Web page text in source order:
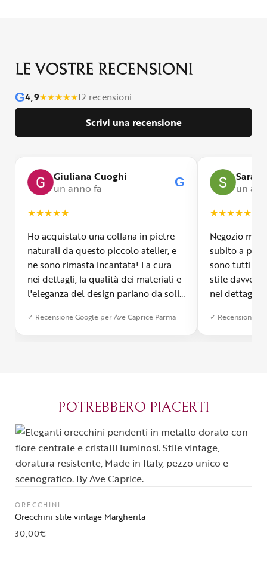
LE VOSTRE RECENSIONI
G4,9★★★★★12 recensioni
Scrivi una recensione
Giuliana Cuoghi
un anno fa
G
★★★★★
Ho acquistato una collana in pietre
naturali da questo piccolo atelier, e
ne sono rimasta incantata! La cura
nei dettagli, la qualità dei materiali e
l'eleganza del design parlano da soli.
stato impeccabile: veloce, preciso e
✓ Recensione Google per Ave Caprice Parma
Sara
un
★★★★★
Negozio
subito a
sono tutti
stile davvero
nei dettagli,
qualità e si
✓ Recensione
POTREBBERO PIACERTI
ORECCHINI
Orecchini stile vintage Margherita
30,00€